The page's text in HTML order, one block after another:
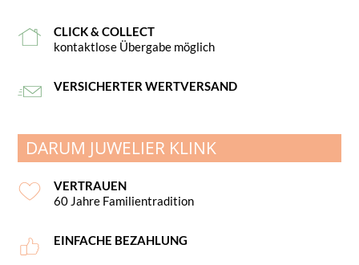
CLICK & COLLECT
kontaktlose Übergabe möglich
VERSICHERTER WERTVERSAND
DARUM JUWELIER KLINK
VERTRAUEN
60 Jahre Familientradition
EINFACHE BEZAHLUNG